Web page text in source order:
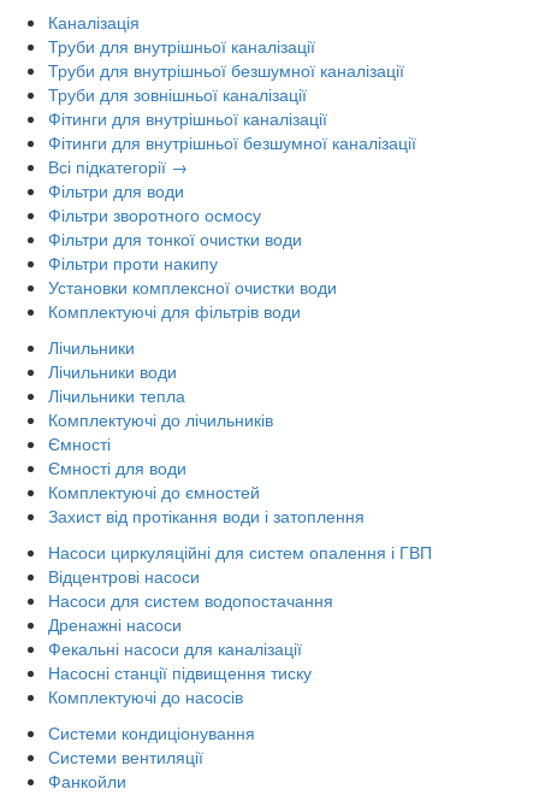
Каналізація
Труби для внутрішньої каналізації
Труби для внутрішньої безшумної каналізації
Труби для зовнішньої каналізації
Фітинги для внутрішньої каналізації
Фітинги для внутрішньої безшумної каналізації
Всі підкатегорії →
Фільтри для води
Фільтри зворотного осмосу
Фільтри для тонкої очистки води
Фільтри проти накипу
Установки комплексної очистки води
Комплектуючі для фільтрів води
Лічильники
Лічильники води
Лічильники тепла
Комплектуючі до лічильників
Ємності
Ємності для води
Комплектуючі до ємностей
Захист від протікання води і затоплення
Насоси циркуляційні для систем опалення і ГВП
Відцентрові насоси
Насоси для систем водопостачання
Дренажні насоси
Фекальні насоси для каналізації
Насосні станції підвищення тиску
Комплектуючі до насосів
Системи кондиціонування
Системи вентиляції
Фанкойли